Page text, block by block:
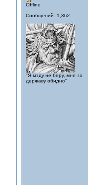
Offline
Сообщений: 1,362
"Я мзду не беру, мне за
державу обидно"